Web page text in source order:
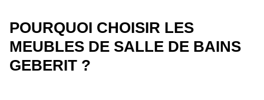
POURQUOI CHOISIR LES
MEUBLES DE SALLE DE BAINS
GEBERIT ?